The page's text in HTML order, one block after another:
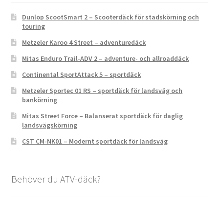
Dunlop ScootSmart 2 – Scooterdäck för stadskörning och
touring
Metzeler Karoo 4 Street – adventuredäck
Mitas Enduro Trail-ADV 2 – adventure- och allroaddäck
Continental SportAttack 5 – sportdäck
Metzeler Sportec 01 RS – sportdäck för landsväg och
bankörning
Mitas Street Force – Balanserat sportdäck för daglig
landsvägskörning
CST CM-NK01 – Modernt sportdäck för landsväg
Behöver du ATV-däck?